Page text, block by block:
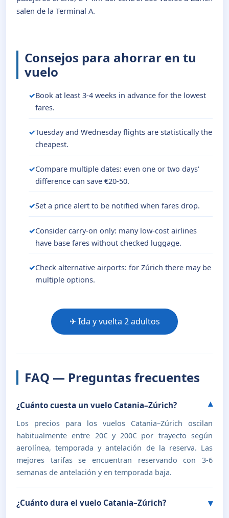
salen de la Terminal A.
Consejos para ahorrar en tu
vuelo
Book at least 3-4 weeks in advance for the lowest
fares.
Tuesday and Wednesday flights are statistically the
cheapest.
Compare multiple dates: even one or two days'
difference can save €20-50.
Set a price alert to be notified when fares drop.
Consider carry-on only: many low-cost airlines
have base fares without checked luggage.
Check alternative airports: for Zúrich there may be
multiple options.
✈ Ida y vuelta 2 adultos
FAQ — Preguntas frecuentes
¿Cuánto cuesta un vuelo Catania–Zúrich?
Los precios para los vuelos Catania–Zúrich oscilan
habitualmente entre 20€ y 200€ por trayecto según
aerolínea, temporada y antelación de la reserva. Las
mejores tarifas se encuentran reservando con 3-6
semanas de antelación y en temporada baja.
¿Cuánto dura el vuelo Catania–Zúrich?